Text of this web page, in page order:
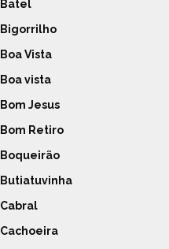
Batel
Bigorrilho
Boa Vista
Boa vista
Bom Jesus
Bom Retiro
Boqueirão
Butiatuvinha
Cabral
Cachoeira